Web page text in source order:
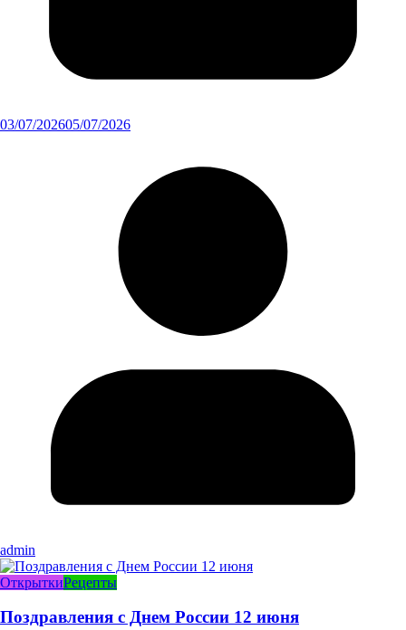
03/07/202605/07/2026
admin
ОткрыткиРецепты
Поздравления с Днем России 12 июня